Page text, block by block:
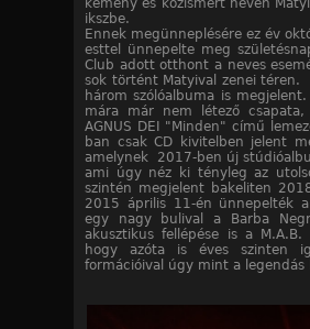
kemény és közismert nevén
ikszbe.
Ennek megünneplésére ez év
esttel ünnepelte meg
Club adott otthont a neves
sok történt Matyival zenei
három szólóalbuma is
mára már nem létező
AGNUS DEI "Minden" című
ban csak CD kivitelben jelent
amelynek 2017-ben új
ami úgy néz ki tényleg az
szintén megjelent bakeliten
2015 április 11-én ünnepelték
egy nagy bulival a Barba
akusztikus fellépése is a
hogy azóta is éves szinten
formációival úgy mint a legendás